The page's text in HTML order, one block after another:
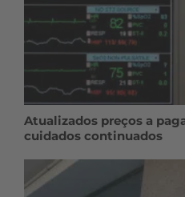
Atualizados preços a
cuidados continuados